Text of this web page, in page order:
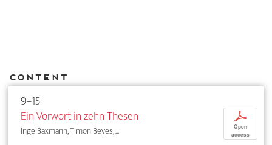
Content
9–15
Ein Vorwort in zehn Thesen
Inge Baxmann, Timon Beyes, ...
p
Open
access